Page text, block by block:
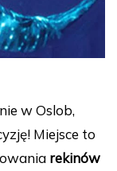
w Oslob,
Miejsce to
rekinów